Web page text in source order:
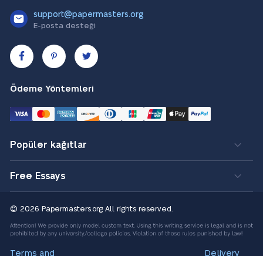
support@papermasters.org
E-posta desteği
Ödeme Yöntemleri
Popüler kağıtlar
Free Essays
© 2026 Papermasters.org All rights reserved.
Terms and Delivery